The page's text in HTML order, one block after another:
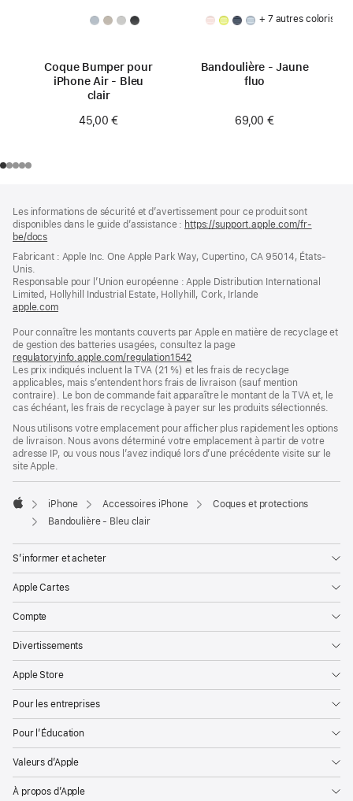
Coque Bumper pour
iPhone Air - Bleu
clair
45,00 €
+ 7 autres coloris
Bandoulière - Jaune
fluo
69,00 €
de
page
de
bas
de
page
Les informations de sécurité et d’avertissement pour ce produit sont
disponibles dans le guide d’assistance : https://support.apple.com/fr-
be/docs
une
fenêtre)
Fabricant : Apple Inc. One Apple Park Way, Cupertino, CA 95014, États-
Unis.
Responsable pour l’Union européenne : Apple Distribution International
Limited, Hollyhill Industrial Estate, Hollyhill, Cork, Irlande
apple.com(s’ouvre
une
nouvelle
fenêtre)
Pour connaître les montants couverts par Apple en matière de recyclage et
de gestion des batteries usagées, consultez la page
regulatoryinfo.apple.com/regulation1542
dans
une
nouvelle
fenêtre)
Les prix indiqués incluent la TVA (21 %) et les frais de recyclage
applicables, mais s’entendent hors frais de livraison (sauf mention
contraire). Le bon de commande fait apparaître le montant de la TVA et, le
cas échéant, les frais de recyclage à payer sur les produits sélectionnés.
Nous utilisons votre emplacement pour afficher plus rapidement les options
de livraison. Nous avons déterminé votre emplacement à partir de votre
adresse IP, ou vous nous l’avez indiqué lors d’une précédente visite sur le
site Apple.
Apple
iPhone Accessoires iPhone
Coques et protections
Bandoulière - Bleu clair
S’informer et acheter
Apple Cartes
Compte
Divertissements
Apple Store
Pour les entreprises
Pour l’Éducation
Valeurs d’Apple
À propos d’Apple